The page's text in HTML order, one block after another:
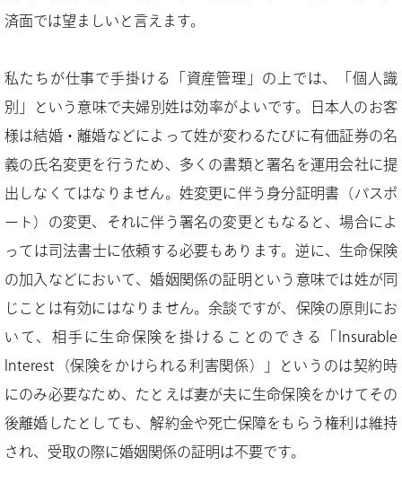
済面では望ましいと言えます。
私たちが仕事で手掛ける「資産管理」の上では、「個人識
別」という意味で夫婦別姓は効率がよいです。日本人のお客
様は結婚・離婚などによって姓が変わるたびに有価証券の名
義の氏名変更を行うため、多くの書類と署名を運用会社に提
出しなくてはなりません。姓変更に伴う身分証明書（パスポ
ート）の変更、それに伴う署名の変更ともなると、場合によ
っては司法書士に依頼する必要もあります。逆に、生命保険
の加入などにおいて、婚姻関係の証明という意味では姓が同
じことは有効にはなりません。余談ですが、保険の原則にお
いて、相手に生命保険を掛けることのできる「Insurable
Interest（保険をかけられる利害関係）」というのは契約時
にのみ必要なため、たとえば妻が夫に生命保険をかけてその
後離婚したとしても、解約金や死亡保障をもらう権利は維持
され、受取の際に婚姻関係の証明は不要です。